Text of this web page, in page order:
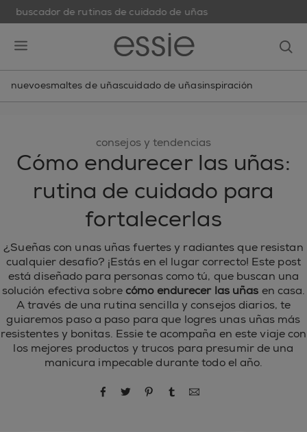
buscador de rutinas de cuidado de uñas
nuevoesmaltes de uñascuidado de uñasinspiración
consejos y tendencias
Cómo endurecer las uñas:
rutina de cuidado para
fortalecerlas
¿Sueñas con unas uñas fuertes y radiantes que resistan
cualquier desafío? ¡Estás en el lugar correcto! Este post
está diseñado para personas como tú, que buscan una
solución efectiva sobrecómo endurecer las uñas en casa.
A través de una rutina sencilla y consejos diarios, te
guiaremos paso a paso para que logres unas uñas más
resistentes y bonitas. Essie te acompaña en este viaje con
los mejores productos y trucos para presumir de una
manicura impecable durante todo el año.
compartir por Facebook
compartir por Twitter
compartir por Pinterest
compartir por Tumblr
compartir por